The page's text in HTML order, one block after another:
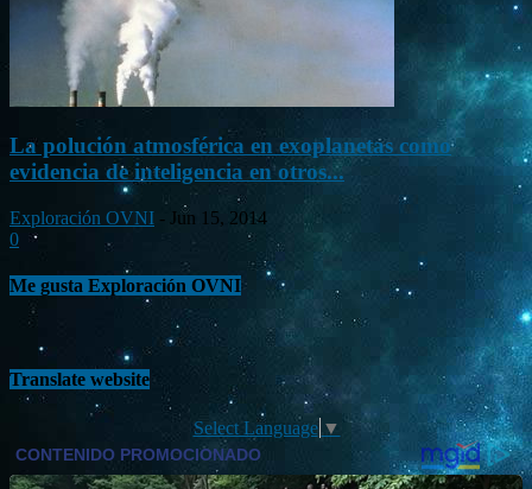
La polución atmosférica en exoplanetas como
evidencia de inteligencia en otros...
Exploración OVNI - Jun 15, 2014
0
Me gusta Exploración OVNI
Translate website
Select Language ▼